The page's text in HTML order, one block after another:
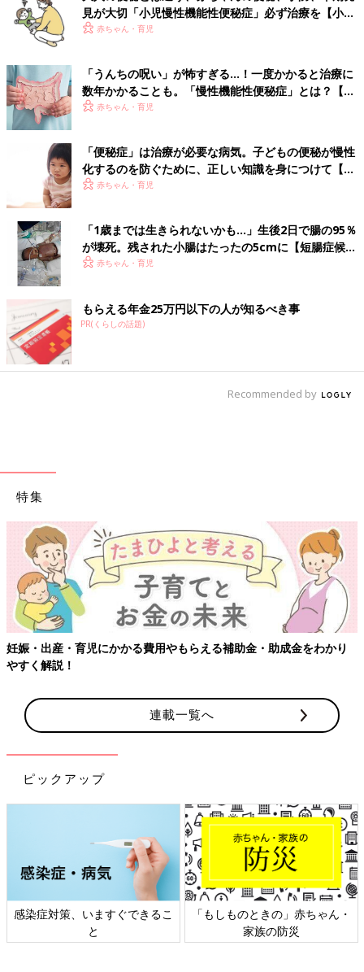
見が大切「小児慢性機能性便秘症」必ず治療を【小児
科医】
赤ちゃん・育児
「うんちの呪い」が怖すぎる…！一度かかると治療に
数年かかることも。「慢性機能性便秘症」とは？【専
門医】
赤ちゃん・育児
「便秘症」は治療が必要な病気。子どもの便秘が慢性
化するのを防ぐために、正しい知識を身につけて【専
門医】
赤ちゃん・育児
「1歳までは生きられないかも…」生後2日で腸の95％
が壊死。残された小腸はたったの5cmに【短腸症候
群・体験談】
赤ちゃん・育児
もらえる年金25万円以下の人が知るべき事
PR(くらしの話題)
Recommended by
特集
妊娠・出産・育児にかかる費用やもらえる補助金・助成金をわかり
やすく解説！
連載一覧へ
ピックアップ
感染症対策、いますぐできるこ
と
「もしものときの」赤ちゃん・
家族の防災